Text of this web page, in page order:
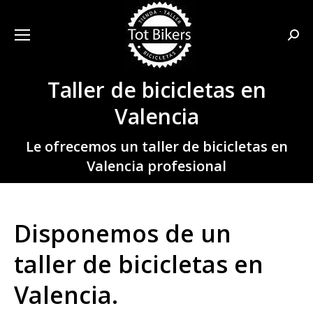
Taller de bicicletas en
Valencia
Le ofrecemos un taller de bicicletas en
Valencia profesional
Estás aquí:
Disponemos de un
taller de bicicletas en
Valencia.